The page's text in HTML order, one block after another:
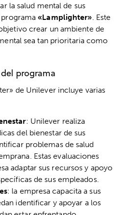
la salud mental de sus
programa«Lamplighter» . Este
crear un ambiente de
sea tan prioritaria como
programa
de Unilever incluye varias
: Unilever realiza
del bienestar de sus
problemas de salud
Estas evaluaciones
adaptar sus recursos y apoyo
de sus empleados.
: la empresa capacita a sus
identificar y apoyar a los